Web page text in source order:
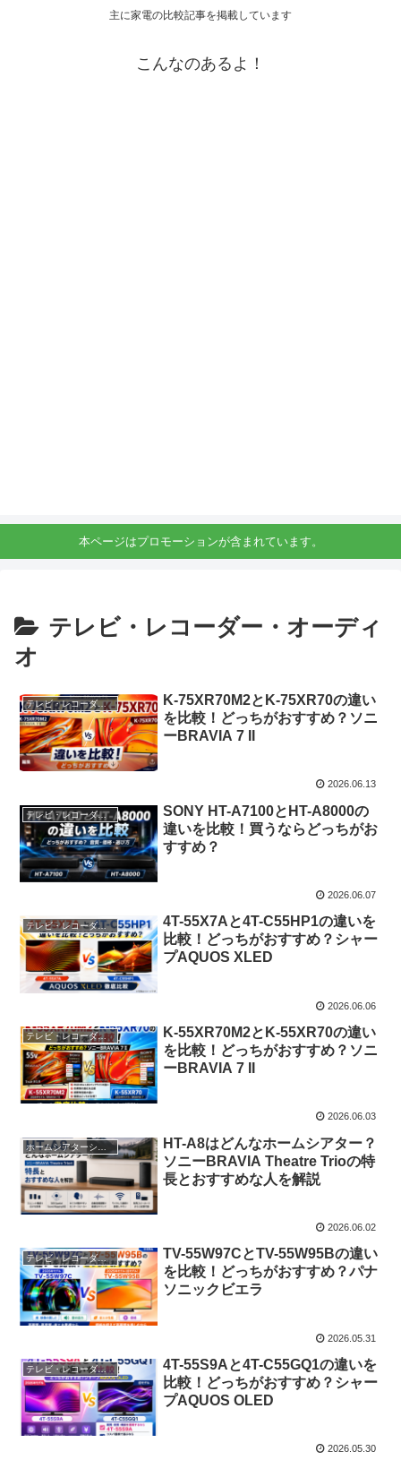
主に家電の比較記事を掲載しています
こんなのあるよ！
本ページはプロモーションが含まれています。
テレビ・レコーダー・オーディ
オ
テレビ・レコーダー・オーディオ
K-75XR70M2とK-75XR70の違い
を比較！どっちがおすすめ？ソニ
ーBRAVIA 7 II
2026.06.13
テレビ・レコーダー・オーディオ
SONY HT-A7100とHT-A8000の
違いを比較！買うならどっちがお
すすめ？
2026.06.07
テレビ・レコーダー・オーディオ
4T-55X7Aと4T-C55HP1の違いを
比較！どっちがおすすめ？シャー
プAQUOS XLED
2026.06.06
テレビ・レコーダー・オーディオ
K-55XR70M2とK-55XR70の違い
を比較！どっちがおすすめ？ソニ
ーBRAVIA 7 II
2026.06.03
HT-A8はどんなホームシアター？
ソニーBRAVIA Theatre Trioの特
長とおすすめな人を解説
2026.06.02
テレビ・レコーダー・オーディオ
TV-55W97CとTV-55W95Bの違い
を比較！どっちがおすすめ？パナ
ソニックビエラ
2026.05.31
テレビ・レコーダー・オーディオ
4T-55S9Aと4T-C55GQ1の違いを
比較！どっちがおすすめ？シャー
プAQUOS OLED
2026.05.30